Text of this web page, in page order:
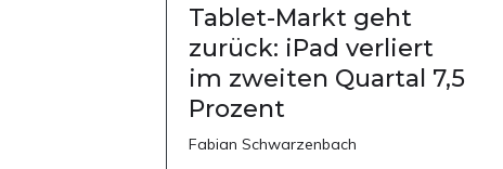
Tablet-Markt geht
zurück: iPad verliert
im zweiten Quartal 7,5
Prozent
Fabian Schwarzenbach